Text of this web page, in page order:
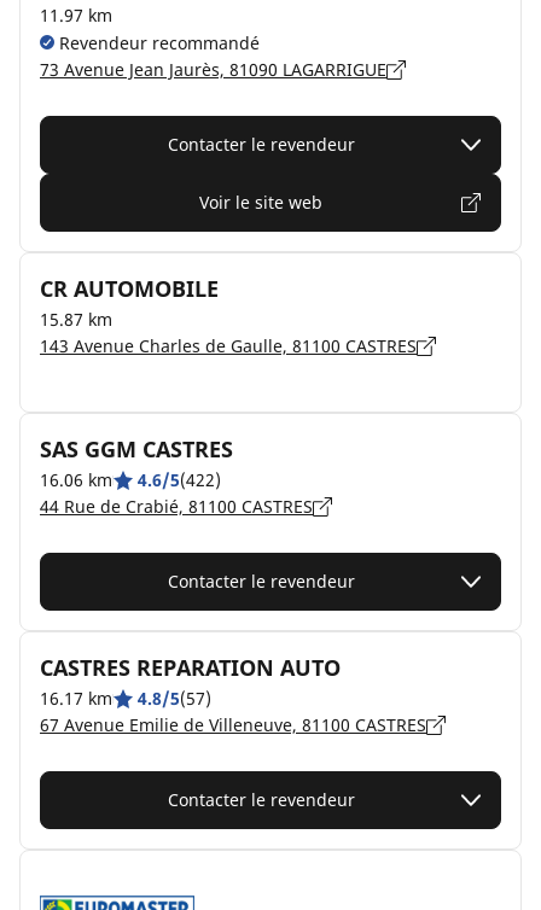
11.97 km
Revendeur recommandé
73 Avenue Jean Jaurès, 81090 LAGARRIGUE
Contacter le revendeur
Voir le site web
CR AUTOMOBILE
15.87 km
143 Avenue Charles de Gaulle, 81100 CASTRES
SAS GGM CASTRES
16.06 km 4.6/5(422)
44 Rue de Crabié, 81100 CASTRES
Contacter le revendeur
CASTRES REPARATION AUTO
16.17 km 4.8/5(57)
67 Avenue Emilie de Villeneuve, 81100 CASTRES
Contacter le revendeur